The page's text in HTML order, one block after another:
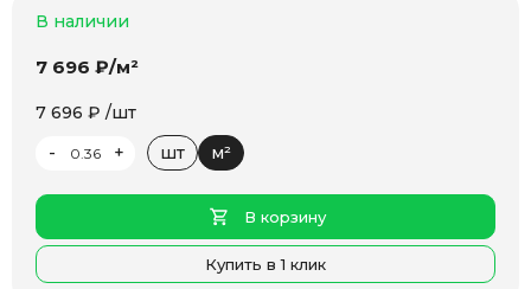
В наличии
7 696 ₽/м²
7 696 ₽ /шт
-
+ шт м²
В корзину
Купить в 1 клик